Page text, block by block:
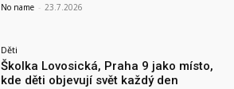
No name - 23.7.2026
Děti
Školka Lovosická, Praha 9 jako místo,
kde děti objevují svět každý den